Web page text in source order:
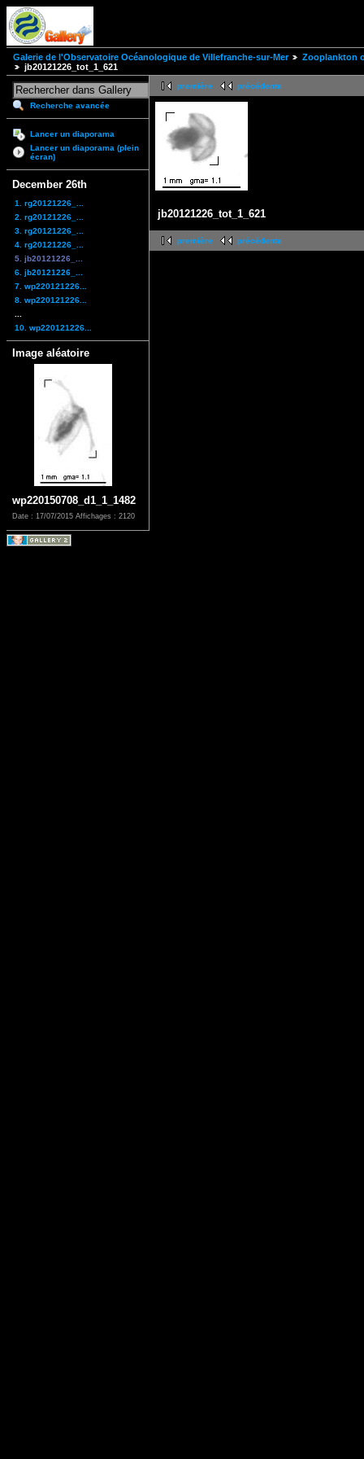
Galerie de l'Observatoire Océanologique de Villefranche-sur-Mer
Zooplankton
jb20121226_tot_1_621
Recherche avancée
Lancer un diaporama
Lancer un diaporama (plein
écran)
December 26th
1. rg20121226_...
2. rg20121226_...
3. rg20121226_...
4. rg20121226_...
5. jb20121226_...
6. jb20121226_...
7. wp220121226...
8. wp220121226...
10. wp220121226...
Image aléatoire
wp220150708_d1_1_1482
Date : 17/07/2015 Affichages : 2120
première précédente
jb20121226_tot_1_621
première précédente